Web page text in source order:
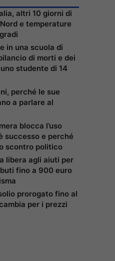
altri 10 giorni di
e temperature
in una scuola di
di morti e dei
studente di 14
perché le sue
a parlare al
blocca l’uso
successo e perché
scontro politico
libera agli aiuti per
fino a 900 euro
prorogato fino al
per i prezzi